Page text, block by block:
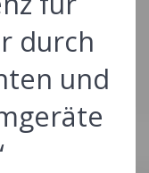
durch
und